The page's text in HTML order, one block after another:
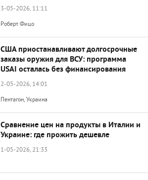
3-05-2026, 11:11
Роберт Фицо
США приостанавливают долгосрочные
заказы оружия для ВСУ: программа
USAI осталась без финансирования
2-05-2026, 14:01
Пентагон, Украина
Сравнение цен на продукты в Италии и
Украине: где прожить дешевле
1-05-2026, 21:33